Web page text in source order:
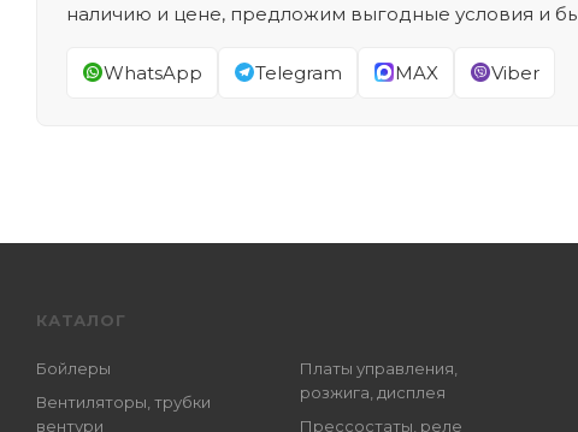
наличию и цене, предложим выгодные условия и
WhatsApp Telegram MAX Viber
КАТАЛОГ
Бойлеры
Вентиляторы, трубки
вентури
Платы управления,
розжига, дисплея
Прессостаты, реле